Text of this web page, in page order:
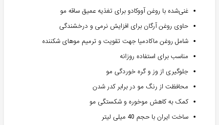
غنی‌شده با روغن آووکادو برای تغذیه عمیق ساقه مو
حاوی روغن آرگان برای افزایش نرمی و درخشندگی
شامل روغن ماکادمیا جهت تقویت و ترمیم موهای شکننده
مناسب برای استفاده روزانه
جلوگیری از وز و گره خوردگی مو
محافظت از رنگ مو در برابر کدر شدن
کمک به کاهش موخوره و شکستگی مو
ساخت ایران با حجم 40 میلی لیتر